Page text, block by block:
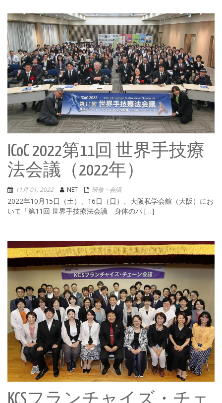
ICoC 2022第11回 世界手技療
法会議（2022年）
11月 01, 2022 NET 研修・会議
2022年10月15日（土）、16日（日）、大阪私学会館（大阪）にお
いて「第11回 世界手技療法会議 身体のパ […]